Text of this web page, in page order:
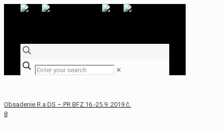
✕
Obsadenie R a DS – PR BFZ 16.-25.9. 2019 č.
8